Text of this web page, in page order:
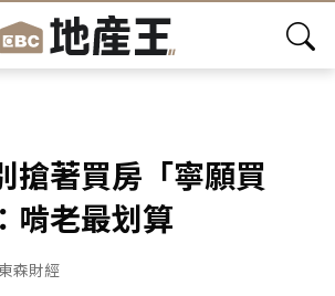
搶著買房「寧願買
啃老最划算
森財經